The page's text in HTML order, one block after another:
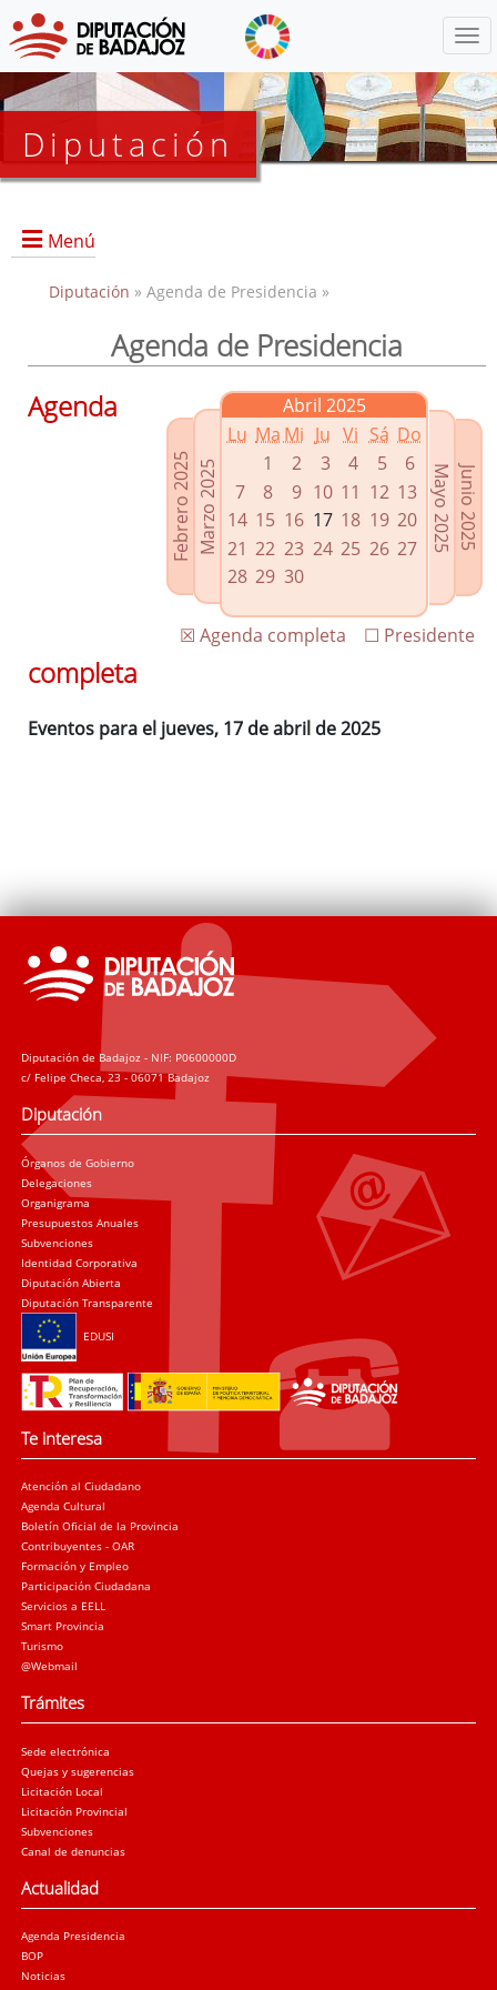
Diputación
Menú
Presidencia
Grupos Políticos
Enlaces relacionados
Agenda de Presidencia
Plenos provinciales y Juntas de gobierno
Oficina de Proyectos Europeos
Diputación » Agenda de Presidencia »
Agenda de Presidencia
Febrero 2025Marzo 2025
Abril 2025
Lu Ma Mi Ju Vi Sá Do
1
2 3 4 5
6
7
8 9 10 11 12 13
14 15 16 17 18 19 20
21 22 23 24 25 26 27
28 29 30
Junio 2025
Mayo 2025
☐ Presidente
☒ Agenda completa
Agenda
completa
Eventos para el jueves, 17 de abril de 2025
Diputación de Badajoz - NIF: P0600000D
c/ Felipe Checa, 23 - 06071 Badajoz
Diputación
Órganos de Gobierno
Delegaciones
Organigrama
Presupuestos Anuales
Subvenciones
Identidad Corporativa
Diputación Abierta
Diputación Transparente
EDUSI
Te interesa
Atención al Ciudadano
Agenda Cultural
Boletín Oficial de la Provincia
Contribuyentes - OAR
Formación y Empleo
Participación Ciudadana
Servicios a EELL
Smart Provincia
Turismo
@Webmail
Trámites
Sede electrónica
Quejas y sugerencias
Licitación Local
Licitación Provincial
Subvenciones
Canal de denuncias
Actualidad
Agenda Presidencia
BOP
Noticias